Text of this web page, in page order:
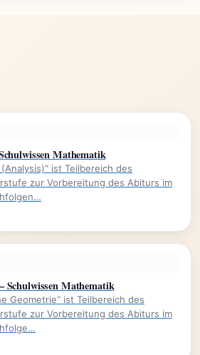
Mathematik
ist Teilbereich des
zur Vorbereitung des Abiturs im
Schulwissen Mathematik
Geometrie“ ist Teilbereich des
zur Vorbereitung des Abiturs im